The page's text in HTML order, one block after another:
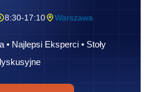
8:30-17:10 Warszawa
• Najlepsi Eksperci • Stoły